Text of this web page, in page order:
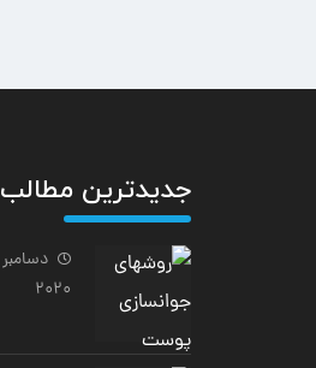
جدیدترین مطالب
2020